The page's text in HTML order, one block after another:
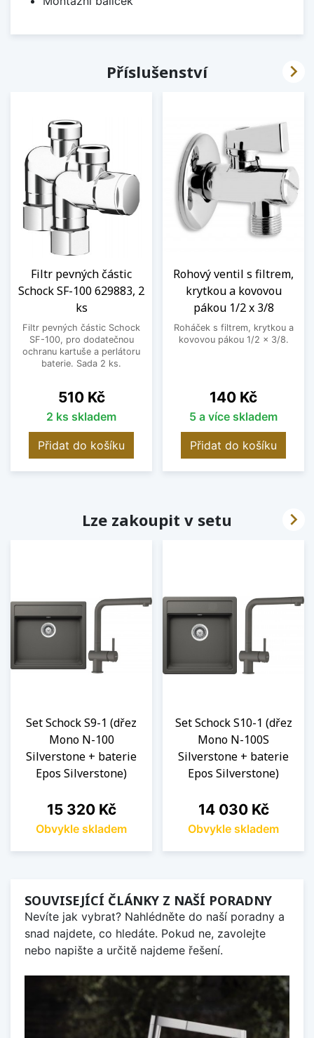
Příslušenství
Filtr pevných částic
Schock SF-100 629883, 2
ks
Filtr pevných částic Schock
SF-100, pro dodatečnou
ochranu kartuše a perlátoru
baterie. Sada 2 ks.
Cena
510 Kč
2 ks skladem
Přidat do košíku
Rohový ventil s filtrem,
krytkou a kovovou
pákou 1/2 x 3/8
Roháček s filtrem, krytkou a
kovovou pákou 1/2 x 3/8.
Cena
140 Kč
5 a více skladem
Přidat do košíku

Lze zakoupit v setu
Set Schock S9-1 (dřez
Mono N-100
Silverstone + baterie
Epos Silverstone)
Cena
15 320 Kč
Obvykle skladem
Set Schock S10-1 (dřez
Mono N-100S
Silverstone + baterie
Epos Silverstone)
Cena
14 030 Kč
Obvykle skladem

SOUVISEJÍCÍ ČLÁNKY Z NAŠÍ PORADNY
Nevíte jak vybrat? Nahlédněte do naší poradny a
snad najdete, co hledáte. Pokud ne, zavolejte
nebo napište a určitě najdeme řešení.